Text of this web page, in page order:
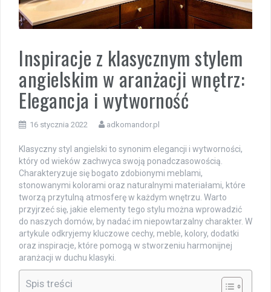
Inspiracje z klasycznym stylem
angielskim w aranżacji wnętrz:
Elegancja i wytworność
16 stycznia 2022 adkomandor.pl
Klasyczny styl angielski to synonim elegancji i wytworności,
który od wieków zachwyca swoją ponadczasowością.
Charakteryzuje się bogato zdobionymi meblami,
stonowanymi kolorami oraz naturalnymi materiałami, które
tworzą przytulną atmosferę w każdym wnętrzu. Warto
przyjrzeć się, jakie elementy tego stylu można wprowadzić
do naszych domów, by nadać im niepowtarzalny charakter. W
artykule odkryjemy kluczowe cechy, meble, kolory, dodatki
oraz inspiracje, które pomogą w stworzeniu harmonijnej
aranżacji w duchu klasyki.
Spis treści